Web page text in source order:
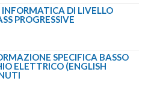
DI LIVELLO
PROGRESSIVE
SPECIFICA BASSO
ELETTRICO (ENGLISH